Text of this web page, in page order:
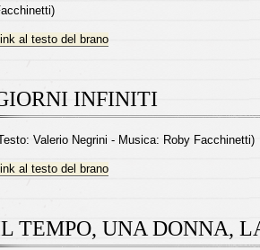
al testo del brano
INFINITI
Valerio Negrini - Musica: Roby Facchinetti)
al testo del brano
TEMPO, UNA DONNA,